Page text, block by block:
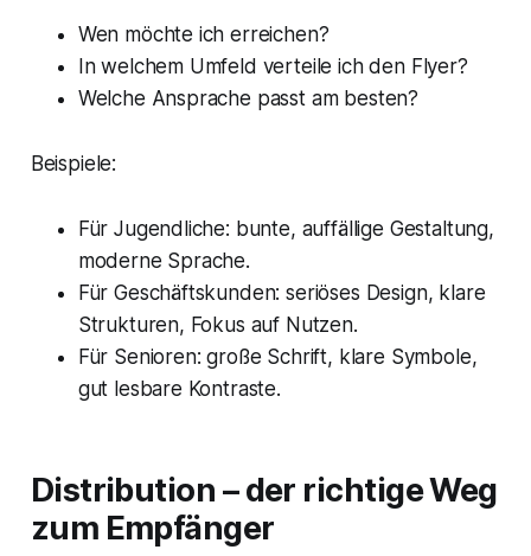
Wen möchte ich erreichen?
In welchem Umfeld verteile ich den Flyer?
Welche Ansprache passt am besten?
Beispiele:
Für Jugendliche: bunte, auffällige Gestaltung,
moderne Sprache.
Für Geschäftskunden: seriöses Design, klare
Strukturen, Fokus auf Nutzen.
Für Senioren: große Schrift, klare Symbole,
gut lesbare Kontraste.
Distribution – der richtige Weg
zum Empfänger